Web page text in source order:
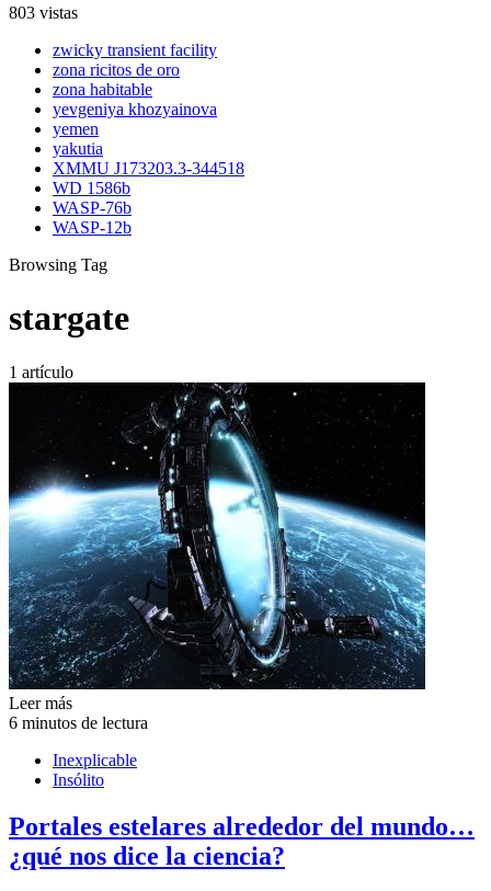
803 vistas
zwicky transient facility
zona ricitos de oro
zona habitable
yevgeniya khozyainova
yemen
yakutia
XMMU J173203.3-344518
WD 1586b
WASP-76b
WASP-12b
Browsing Tag
stargate
1 artículo
Leer más
6 minutos de lectura
Inexplicable
Insólito
Portales estelares alrededor del mundo…
¿qué nos dice la ciencia?